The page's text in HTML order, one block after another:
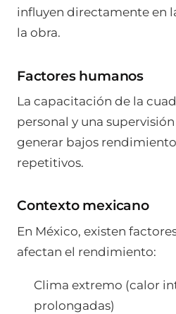
influyen directamente en
la obra.
Factores humanos
La capacitación de la
personal y una
generar bajos
repetitivos.
Contexto mexicano
En México, existen
afectan el rendimiento:
Clima extremo (calor
prolongadas)